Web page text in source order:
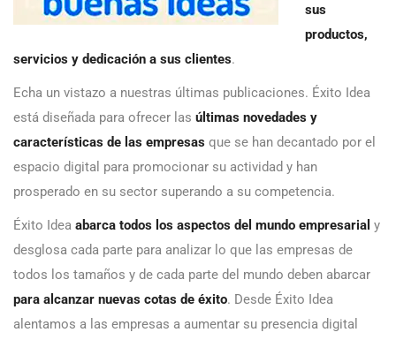
sus
productos,
servicios y dedicación a sus clientes.
Echa un vistazo a nuestras últimas publicaciones. Éxito Idea
está diseñada para ofrecer las últimas novedades y
características de las empresas que se han decantado por el
espacio digital para promocionar su actividad y han
prosperado en su sector superando a su competencia.
Éxito Idea abarca todos los aspectos del mundo empresarial y
desglosa cada parte para analizar lo que las empresas de
todos los tamaños y de cada parte del mundo deben abarcar
para alcanzar nuevas cotas de éxito. Desde Éxito Idea
alentamos a las empresas a aumentar su presencia digital